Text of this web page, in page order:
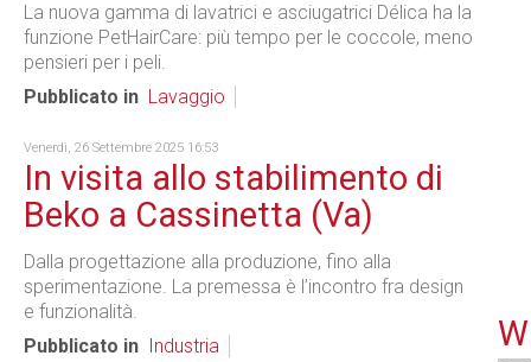
La nuova gamma di lavatrici e asciugatrici Délica ha la
funzione PetHairCare: più tempo per le coccole, meno
pensieri per i peli.
Pubblicato in Lavaggio
Venerdì, 26 Settembre 2025 16:53
In visita allo stabilimento di
Beko a Cassinetta (Va)
Dalla progettazione alla produzione, fino alla
sperimentazione. La premessa è l’incontro fra design
e funzionalità.
Pubblicato in
Industria